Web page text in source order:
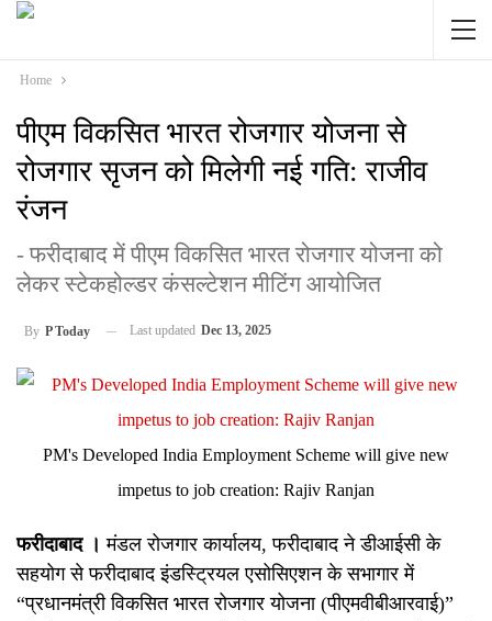
Home
पीएम विकसित भारत रोजगार योजना से
रोजगार सृजन को मिलेगी नई गति: राजीव
रंजन
- फरीदाबाद में पीएम विकसित भारत रोजगार योजना को
लेकर स्टेकहोल्डर कंसल्टेशन मीटिंग आयोजित
By P Today Last updated Dec 13, 2025
PM's Developed India Employment Scheme will give new
impetus to job creation: Rajiv Ranjan
फरीदाबाद । मंडल रोजगार कार्यालय, फरीदाबाद ने डीआईसी के
सहयोग से फरीदाबाद इंडस्ट्रियल एसोसिएशन के सभागार में
“प्रधानमंत्री विकसित भारत रोजगार योजना (पीएमवीबीआरवाई)”